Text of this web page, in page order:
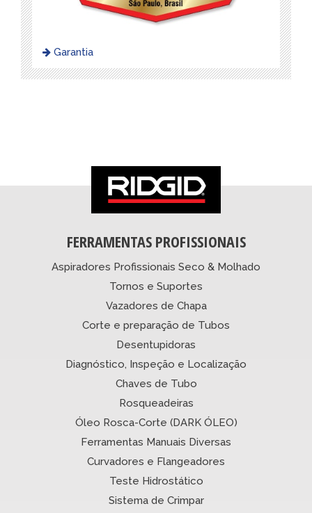
Garantia
FERRAMENTAS PROFISSIONAIS
Aspiradores Profissionais Seco & Molhado
Tornos e Suportes
Vazadores de Chapa
Corte e preparação de Tubos
Desentupidoras
Diagnóstico, Inspeção e Localização
Chaves de Tubo
Rosqueadeiras
Óleo Rosca-Corte (DARK ÓLEO)
Ferramentas Manuais Diversas
Curvadores e Flangeadores
Teste Hidrostático
Sistema de Crimpar